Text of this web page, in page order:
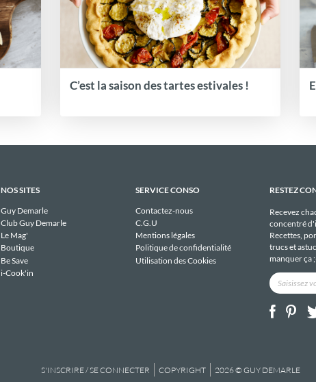
C’est la saison des tartes estivales !
NOS SITES
Guy Demarle
Club Guy Demarle
Le Mag'
Boutique
Be Save
i-Cook'in
SERVICE CONSO
Contactez-nous
C.G.U
Mentions légales
Politique de confidentialité
Utilisation des Cookies
RESTEZ
Recevez
concentré
Recettes,
trucs et
manquer ça
S'INSCRIRE / SE CONNECTER COPYRIGHT 2026 © GUY DEMARLE